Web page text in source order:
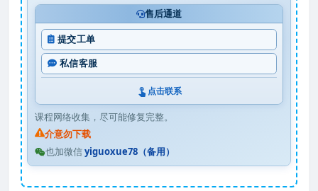
售后通道
提交工单
私信客服
点击联系
课程网络收集，尽可能修复完整。
介意勿下载
也加微信yiguoxue78（备用）